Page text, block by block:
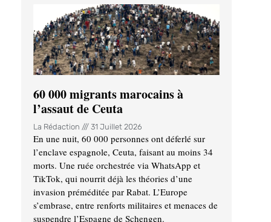
60 000 migrants marocains à
l’assaut de Ceuta
La Rédaction 31 Juillet 2026
En une nuit, 60 000 personnes ont déferlé sur
l’enclave espagnole, Ceuta, faisant au moins 34
morts. Une ruée orchestrée via WhatsApp et
TikTok, qui nourrit déjà les théories d’une
invasion préméditée par Rabat. L’Europe
s’embrase, entre renforts militaires et menaces de
suspendre l’Espagne de Schengen.